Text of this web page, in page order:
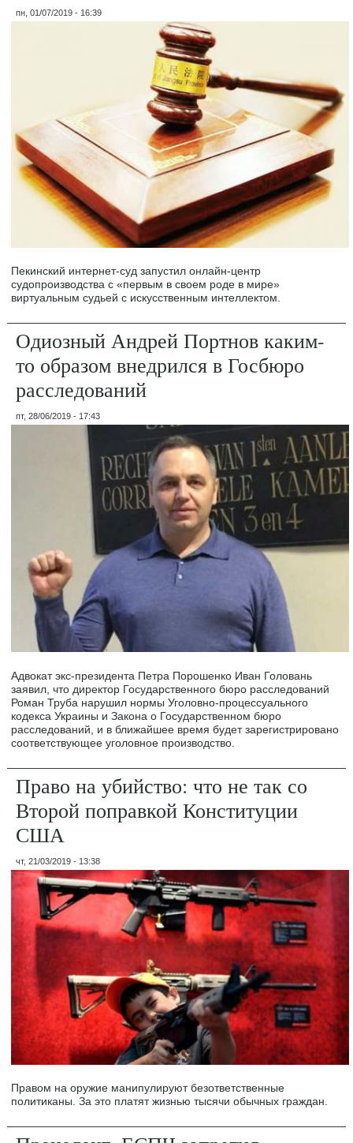
пн, 01/07/2019 - 16:39
Пекинский интернет-суд запустил онлайн-центр
судопроизводства с «первым в своем роде в мире»
виртуальным судьей с искусственным интеллектом.
Одиозный Андрей Портнов каким-
то образом внедрился в Госбюро
расследований
пт, 28/06/2019 - 17:43
Адвокат экс-президента Петра Порошенко Иван Головань
заявил, что директор Государственного бюро расследований
Роман Труба нарушил нормы Уголовно-процессуального
кодекса Украины и Закона о Государственном бюро
расследований, и в ближайшее время будет зарегистрировано
соответствующее уголовное производство.
Право на убийство: что не так со
Второй поправкой Конституции
США
чт, 21/03/2019 - 13:38
Правом на оружие манипулируют безответственные
политиканы. За это платят жизнью тысячи обычных граждан.